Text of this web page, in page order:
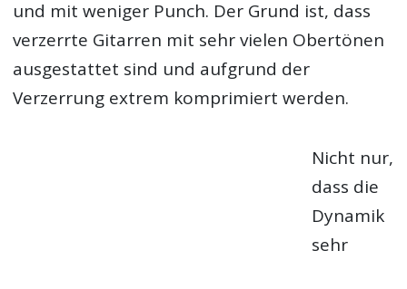
und mit weniger Punch. Der Grund ist, dass
verzerrte Gitarren mit sehr vielen Obertönen
ausgestattet sind und aufgrund der
Verzerrung extrem komprimiert werden.
Nicht nur,
dass die
Dynamik
sehr